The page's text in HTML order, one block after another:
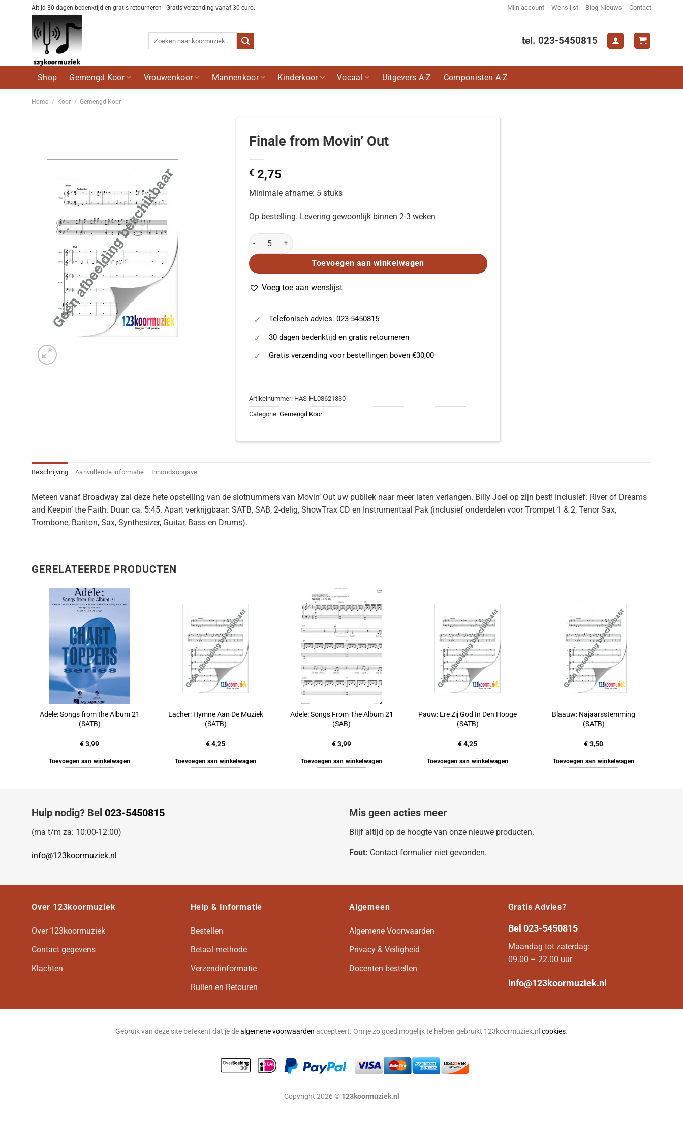
Altijd 30 dagen bedenktijd en gratis retourneren | Gratis verzending vanaf 30 euro. Mijn account Wenslijst Blog-Nieuws Contact
tel. 023-5450815
Shop Gemengd Koor Vrouwenkoor Mannenkoor Kinderkoor Vocaal Uitgevers A-Z Componisten A-Z
Home / Koor / Gemengd Koor
toe aan
wenslijst
Finale from Movin’ Out
€2,75
Minimale afname: 5 stuks
Op bestelling. Levering gewoonlijk binnen 2-3 weken
Finale from Movin' Out aantal
Toevoegen aan winkelwagen
Voeg toe aan wenslijst
Telefonisch advies: 023-5450815
30 dagen bedenktijd en gratis retourneren
Gratis verzending voor bestellingen boven €30,00
Artikelnummer: HAS-HL08621330
Categorie: Gemengd Koor
Beschrijving Aanvullende informatie Inhoudsopgave
Meteen vanaf Broadway zal deze hete opstelling van de slotnummers van Movin’ Out uw publiek naar meer laten verlangen. Billy Joel op zijn best! Inclusief: River of Dreams
and Keepin’ the Faith. Duur: ca. 5:45. Apart verkrijgbaar: SATB, SAB, 2-delig, ShowTrax CD en Instrumentaal Pak (inclusief onderdelen voor Trompet 1 & 2, Tenor Sax,
Trombone, Bariton, Sax, Synthesizer, Guitar, Bass en Drums).
GERELATEERDE PRODUCTEN
Adele: Songs from the Album 21
(SATB)
€3,99
Toevoegen aan winkelwagen
Lacher: Hymne Aan De Muziek
(SATB)
€4,25
Toevoegen aan winkelwagen
Adele: Songs From The Album 21
(SAB)
€3,99
Toevoegen aan winkelwagen
Pauw: Ere Zij God In Den Hooge
(SATB)
€4,25
Toevoegen aan winkelwagen
Blaauw: Najaarsstemming
(SATB)
€3,50
Toevoegen aan winkelwagen
Hulp nodig? Bel 023-5450815
(ma t/m za: 10:00-12:00)
info@123koormuziek.nl
Mis geen acties meer
Blijf altijd op de hoogte van onze nieuwe producten.
Fout: Contact formulier niet gevonden.
Over 123koormuziek
Over 123koormuziek
Contact gegevens
Klachten
Help & Informatie
Bestellen
Betaal methode
Verzendinformatie
Ruilen en Retouren
Algemeen
Algemene Voorwaarden
Privacy & Veiligheid
Docenten bestellen
Gratis Advies?
Bel 023-5450815
Maandag tot zaterdag:
09.00 – 22.00 uur
info@123koormuziek.nl
Gebruik van deze site betekent dat je dealgemene voorwaarden accepteert. Om je zo goed mogelijk te helpen gebruikt 123koormuziek.nl cookies.
Copyright 2026 © 123koormuziek.nl